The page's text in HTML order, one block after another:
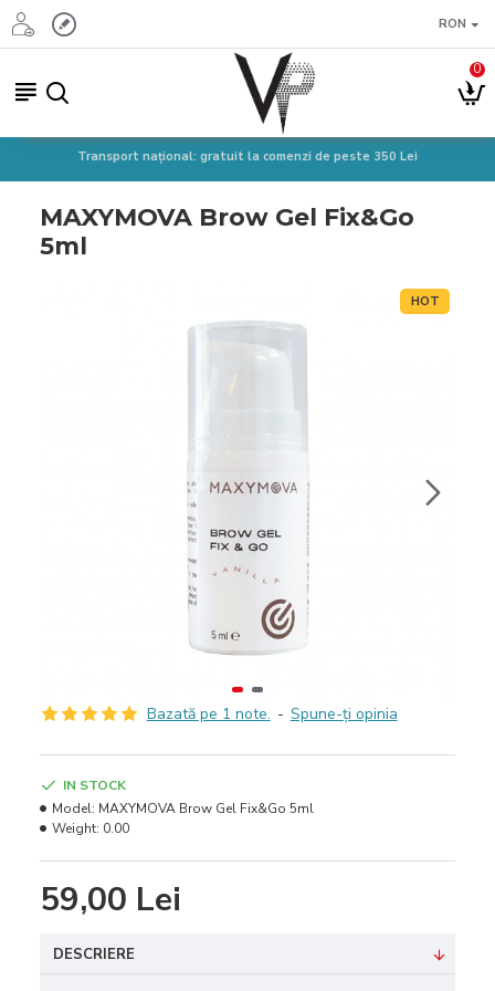
RON
0
Transport național: gratuit la comenzi de peste 350 Lei
MAXYMOVA Brow Gel Fix&Go
5ml
HOT
Bazată pe 1 note. - Spune-ţi opinia
59,00 Lei
IN STOCK
Model: MAXYMOVA Brow Gel Fix&Go 5ml
Weight: 0.00
DESCRIERE